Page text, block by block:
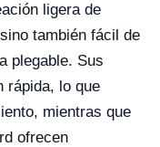
ligera de
también fácil de
plegable. Sus
rápida, lo que
mientras que
ofrecen